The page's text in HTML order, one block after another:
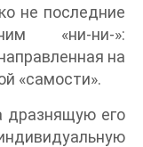
не последние
«ни-ни-»:
на
«самости».
дразнящую его